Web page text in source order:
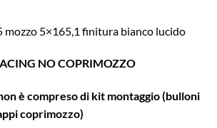
mozzo 5×165,1 finitura bianco lucido
NO COPRIMOZZO
è compreso di kit montaggio (bulloni
coprimozzo)